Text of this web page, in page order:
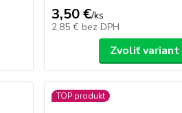
3,50 €/ks
2,85 € bez DPH
Zvoliť variant
TOP produkt